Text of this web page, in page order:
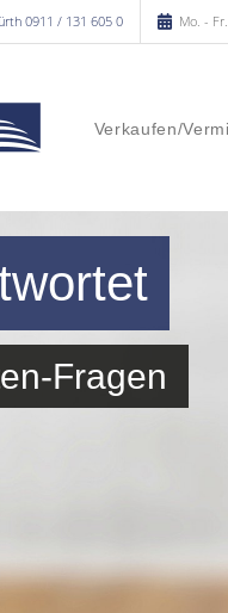
0911 / 131 605 0 Mo. -
Verkaufen/
Fragen